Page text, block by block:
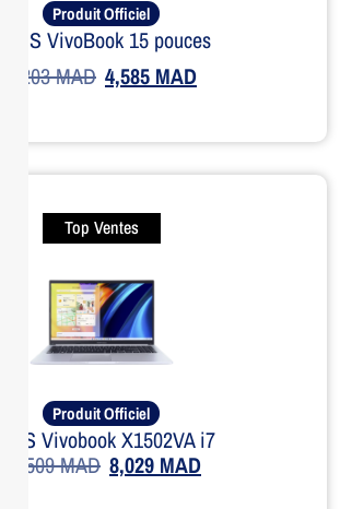
Produit Officiel
ASUS VivoBook 15 pouces
6,203MAD 4,585 MAD
Top Ventes
Produit Officiel
ASUS Vivobook X1502VA i7
11,509MAD 8,029 MAD